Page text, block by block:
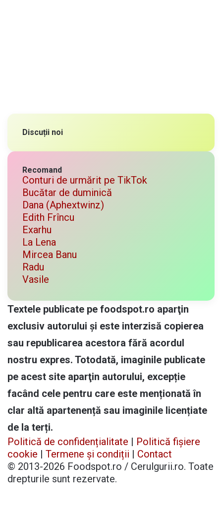
Discuții noi
Recomand
Conturi de urmărit pe TikTok
Bucătar de duminică
Dana (Aphextwinz)
Edith Frîncu
Exarhu
La Lena
Mircea Banu
Radu
Vasile
Textele publicate pe foodspot.ro aparţin
exclusiv autorului și este interzisă copierea
sau republicarea acestora fără acordul
nostru expres. Totodată, imaginile publicate
pe acest site aparţin autorului, excepție
facând cele pentru care este menționată în
clar altă apartenență sau imaginile licențiate
de la terți.
Politică de confidențialitate | Politică fișiere
cookie | Termene și condiții | Contact
© 2013-2026 Foodspot.ro / Cerulgurii.ro. Toate
drepturile sunt rezervate.